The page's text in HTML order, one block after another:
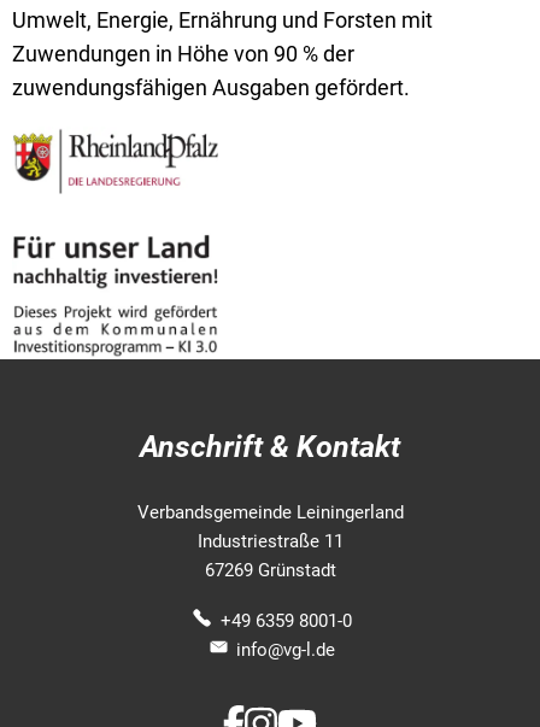
Umwelt, Energie, Ernährung und Forsten mit
Zuwendungen in Höhe von 90 % der
zuwendungsfähigen Ausgaben gefördert.
Anschrift & Kontakt
Verbandsgemeinde Leiningerland
Industriestraße 11
67269 Grünstadt
+49 6359 8001-0
info@vg-l.de